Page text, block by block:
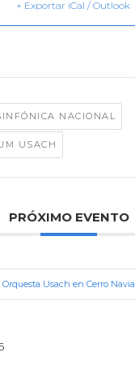
+ Exportar iCal / Outlook
NACIONAL
USACH
PRÓXIMO EVENTO
Orquesta Usach en Cerro Navia